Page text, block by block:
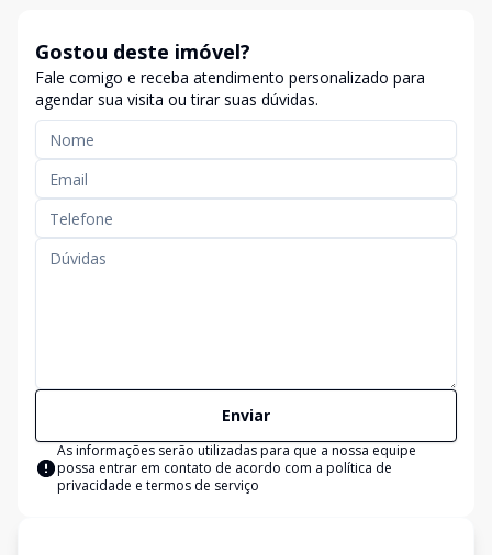
Gostou deste imóvel?
Fale comigo e receba atendimento personalizado para
agendar sua visita ou tirar suas dúvidas.
Enviar
As informações serão utilizadas para que a nossa equipe
possa entrar em contato de acordo com a política de
privacidade e termos de serviço